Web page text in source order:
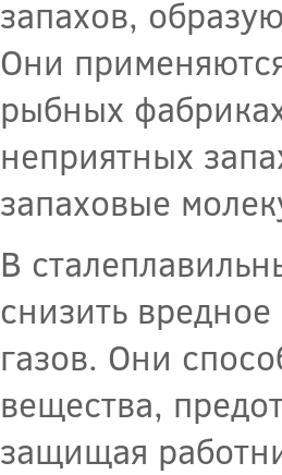
запахов,
Они
рыбных
неприятных
запаховые
В
снизить
газов. Они
вещества,
защищая